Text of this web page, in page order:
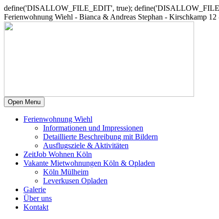
define('DISALLOW_FILE_EDIT', true);
Ferienwohnung Wiehl - Bianca & Andreas Stephan - Kirschkamp
Open Menu
Ferienwohnung Wiehl
Informationen und Impressionen
Detaillierte Beschreibung mit Bildern
Ausflugsziele & Aktivitäten
ZeitJob Wohnen Köln
Vakante Mietwohnungen Köln & Opladen
Köln Mülheim
Leverkusen Opladen
Galerie
Über uns
Kontakt